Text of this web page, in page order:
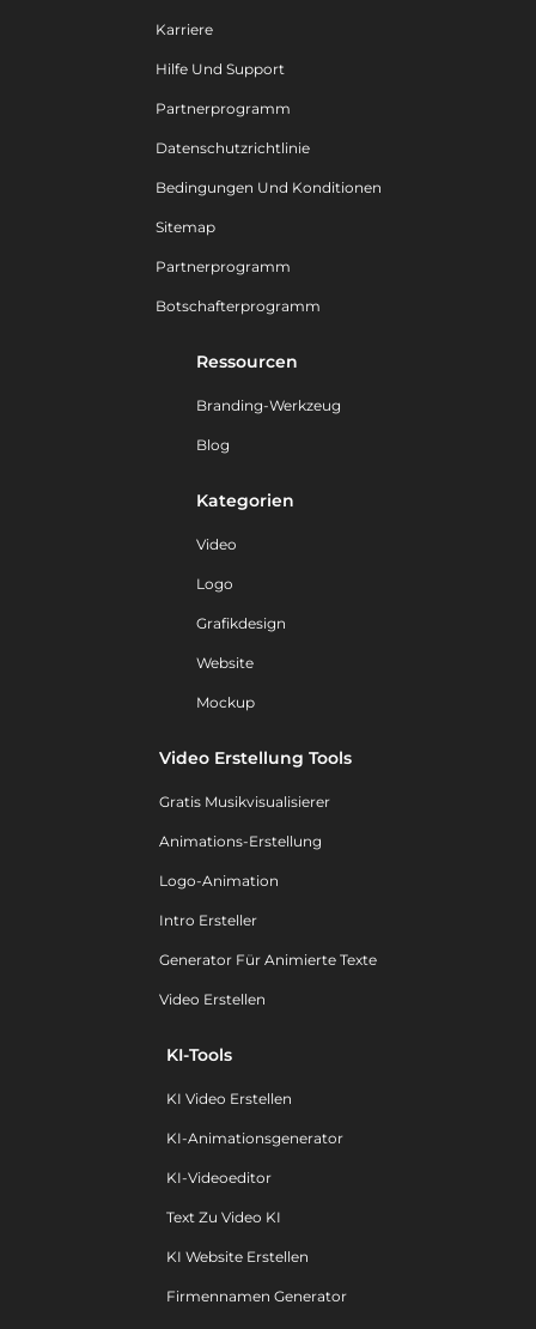
Karriere
Hilfe Und Support
Partnerprogramm
Datenschutzrichtlinie
Bedingungen Und Konditionen
Sitemap
Partnerprogramm
Botschafterprogramm
Ressourcen
Branding-Werkzeug
Blog
Kategorien
Video
Logo
Grafikdesign
Website
Mockup
Video Erstellung Tools
Gratis Musikvisualisierer
Animations-Erstellung
Logo-Animation
Intro Ersteller
Generator Für Animierte Texte
Video Erstellen
KI-Tools
KI Video Erstellen
KI-Animationsgenerator
KI-Videoeditor
Text Zu Video KI
KI Website Erstellen
Firmennamen Generator